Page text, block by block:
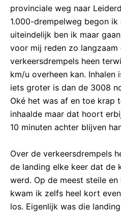
provinciale weg naar
1.000-drempelweg begon
uiteindelijk ben ik maar
voor mij reden zo langzaam
verkeersdrempels heen
km/u overheen kan. Inhalen
iets groter is dan de 3008
Oké het was af en toe krap
inhaalde maar dat hoort
10 minuten achter blijven
Over de verkeersdrempels
de landing elke keer dat de
werd. Op de meest steile
kwam ik zelfs heel kort
los. Eigenlijk was die